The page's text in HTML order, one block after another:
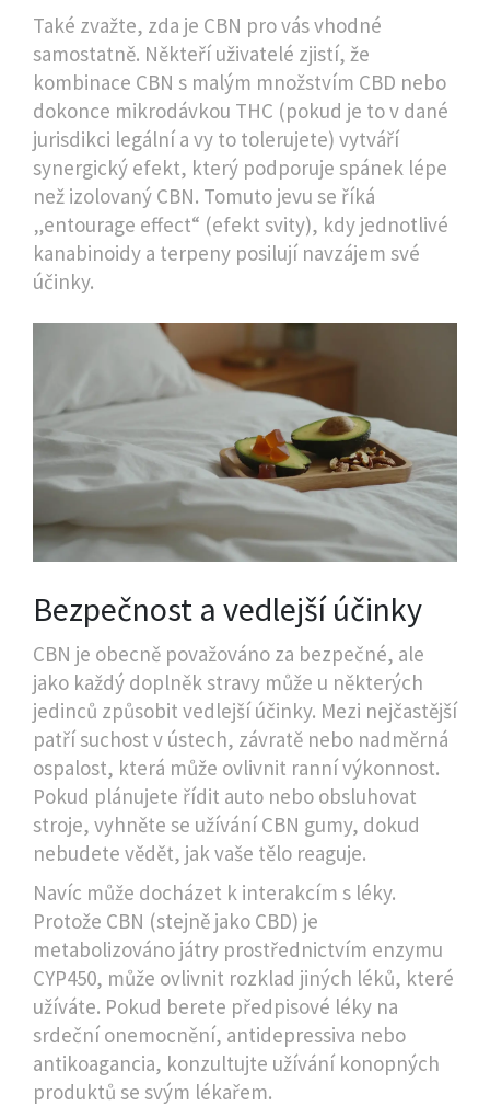
Také zvažte, zda je CBN pro vás vhodné
samostatně. Někteří uživatelé zjistí, že
kombinace CBN s malým množstvím CBD nebo
dokonce mikrodávkou THC (pokud je to v dané
jurisdikci legální a vy to tolerujete) vytváří
synergický efekt, který podporuje spánek lépe
než izolovaný CBN. Tomuto jevu se říká
„entourage effect“ (efekt svity), kdy jednotlivé
kanabinoidy a terpeny posilují navzájem své
účinky.
Bezpečnost a vedlejší účinky
CBN je obecně považováno za bezpečné, ale
jako každý doplněk stravy může u některých
jedinců způsobit vedlejší účinky. Mezi nejčastější
patří suchost v ústech, závratě nebo nadměrná
ospalost, která může ovlivnit ranní výkonnost.
Pokud plánujete řídit auto nebo obsluhovat
stroje, vyhněte se užívání CBN gumy, dokud
nebudete vědět, jak vaše tělo reaguje.
Navíc může docházet k interakcím s léky.
Protože CBN (stejně jako CBD) je
metabolizováno játry prostřednictvím enzymu
CYP450, může ovlivnit rozklad jiných léků, které
užíváte. Pokud berete předpisové léky na
srdeční onemocnění, antidepressiva nebo
antikoagancia, konzultujte užívání konopných
produktů se svým lékařem.